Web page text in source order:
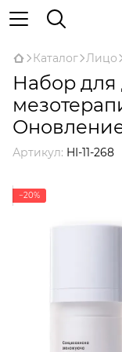
Каталог Лицо
Набор
Артикул: HI-11-268
−20%